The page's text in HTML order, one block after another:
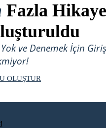
Fazla Hikaye
ve Denemek İçin Giriş
OLUŞTUR